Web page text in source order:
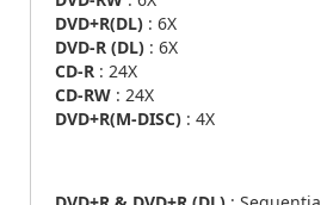
DVD+R(DL) : 6X
DVD-R (DL) : 6X
CD-R : 24X
CD-RW : 24X
DVD+R(M-DISC) : 4X